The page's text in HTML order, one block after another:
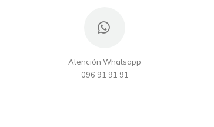
Atención Whatsapp
096 91 91 91